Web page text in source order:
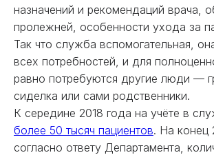
назначений и рекомендаций врача,
пролежней, особенности ухода за
Так что служба вспомогательная,
всех потребностей, и для
равно потребуются другие люди —
сиделка или сами родственники.
К середине 2018 года на учёте в
более 50 тысяч пациентов. На конец
согласно ответу Департамента,